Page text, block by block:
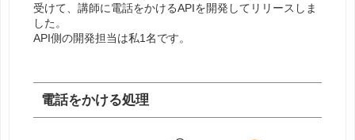
受けて、講師に電話をかけるAPIを開発してリリースしま
した。
API側の開発担当は私1名です。
電話をかける処理